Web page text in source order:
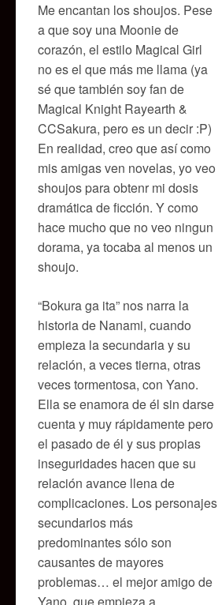
Me encantan los shoujos. Pese
a que soy una Moonie de
corazón, el estilo Magical Girl
no es el que más me llama (ya
sé que también soy fan de
Magical Knight Rayearth &
CCSakura, pero es un decir :P)
En realidad, creo que así como
mis amigas ven novelas, yo veo
shoujos para obtenr mi dosis
dramática de ficción. Y como
hace mucho que no veo ningun
dorama, ya tocaba al menos un
shoujo.
“Bokura ga ita” nos narra la
historia de Nanami, cuando
empieza la secundaria y su
relación, a veces tierna, otras
veces tormentosa, con Yano.
Ella se enamora de él sin darse
cuenta y muy rápidamente pero
el pasado de él y sus propias
inseguridades hacen que su
relación avance llena de
complicaciones. Los personajes
secundarios más
predominantes sólo son
causantes de mayores
problemas… el mejor amigo de